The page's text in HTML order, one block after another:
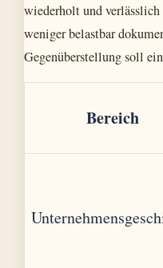
wiederholt und verlässlich
weniger belastbar
Gegenüberstellung soll
Bereich